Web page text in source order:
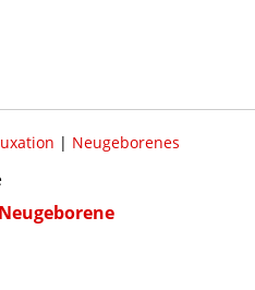
| Neugeborenes